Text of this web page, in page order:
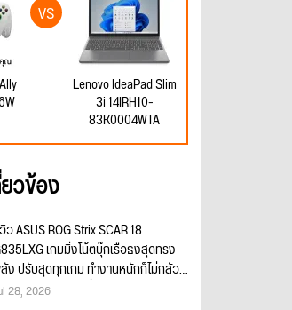
Lenovo IdeaPad Slim
3i 14IRH10-
83K0004WTA
วข้อง
ว ASUS ROG Strix SCAR 18
เกมมิ่งโน้ตบุ๊กเรือธงสุดทรง
ง ปรับสุดทุกเกม ทำงานหนักก็ไม่กลัว
อร์มาเต็มครบเครื่อง!!
28, 2026